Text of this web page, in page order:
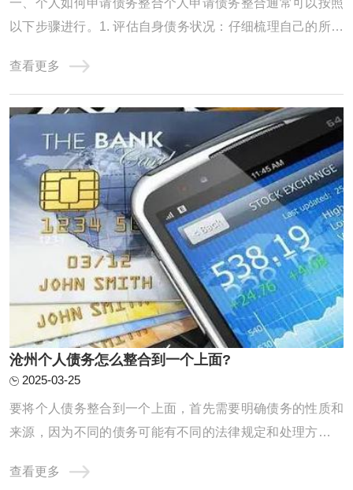
一、个人如何申请债务整合个人申请债务整合通常可以按照
以下步骤进行。1. 评估自身债务状况：仔细梳理自己的所有
还款期限等信息，以便制定合理的整合计划。2. 寻找合适的
债务整合机构或方式：可以通过咨询金融机构、网上搜索等
方式，了解不同的债务整合途径，如债务协 ...
查看更多
‌沧州个人债务怎么整合到一个上面?
2025-03-25
要将个人债务整合到一个上面，首先需要明确债务的性质和
来源，因为不同的债务可能有不同的法律规定和处理方式。
类单独个人债务：这是指仅由一个人承担的债务，不涉及其
查看更多